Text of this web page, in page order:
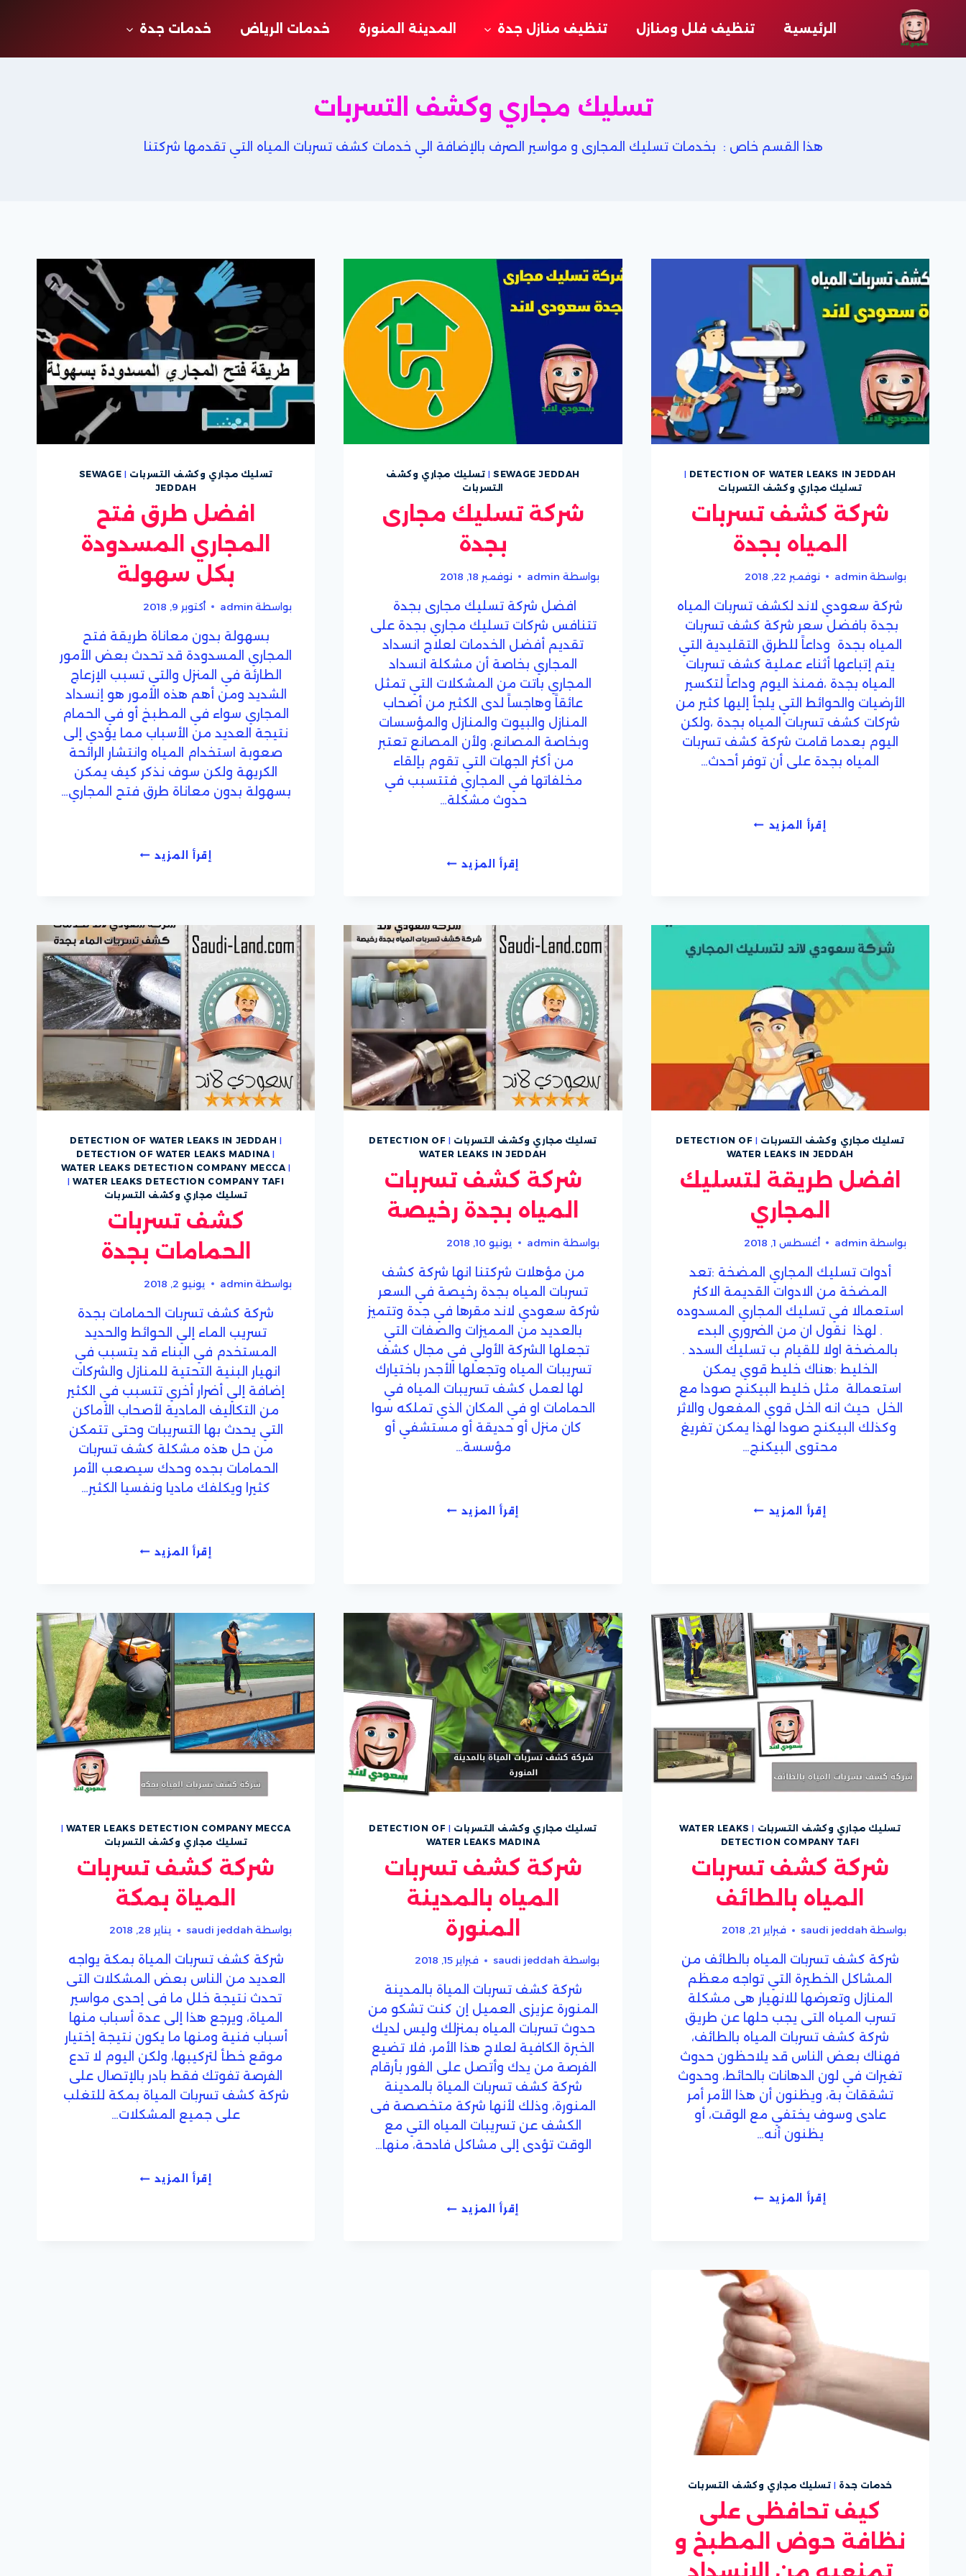
المحتوى
الرئيسية تنظيف فلل ومنازل تنظيف منازل جدة المدينة المنورة خدمات الرياض خدمات جدة
تسليك مجاري وكشف التسربات
هذا القسم خاص : بخدمات تسليك المجارى و مواسير الصرف بالإضافة الي خدمات كشف تسربات المياه التي تقدمها شركتنا
DETECTION OF WATER LEAKS IN JEDDAH
|
تسليك مجاري وكشف التسربات
شركة كشف تسربات
المياه بجدة
بواسطة admin نوفمبر 22, 2018
شركة سعودي لاند لكشف تسربات المياه
بجدة بافضل سعر شركة كشف تسربات
المياه بجدة وداعاً للطرق التقليدية التي
يتم إتباعها أثناء عملية كشف تسربات
المياه بجدة ،فمنذ اليوم وداعاً لتكسير
الأرضيات والحوائط التي يلجأ إليها كثير من
شركات كشف تسربات المياه بجدة ،ولكن
اليوم بعدما قامت شركة كشف تسربات
المياه بجدة على أن توفر أحدث…
إقرأ المزيد شركة
SEWAGE JEDDAH
| تسليك مجاري وكشف
التسربات
شركة تسليك مجارى
بجدة
بواسطة admin نوفمبر 18, 2018
افضل شركة تسليك مجارى بجدة
تتنافس شركات تسليك مجاري بجدة على
تقديم أفضل الخدمات لعلاج انسداد
المجاري بخاصة أن مشكلة انسداد
المجاري باتت من المشكلات التي تمثل
عائقاً وهاجساً لدى الكثير من أصحاب
المنازل والبيوت والمنازل والمؤسسات
وبخاصة المصانع، ولأن المصانع تعتبر
من أكثر الجهات التي تقوم بإلقاء
مخلفاتها في المجاري فتتسبب في
حدوث مشكلة…
إقرأ المزيدشركة
تسليك مجاري وكشف التسربات |
SEWAGE
JEDDAH
افضل طرق فتح
المجاري المسدودة
بكل سهولة
بواسطة admin أكتوبر 9, 2018
بسهولة بدون معاناة طريقة فتح
المجاري المسدودة قد تحدث بعض الأمور
الطارئة في المنزل والتي تسبب الإزعاج
الشديد ومن أهم هذه الأمور هو إنسداد
المجاري سواء في المطبخ أو في الحمام
نتيجة العديد من الأسباب مما يؤدي إلى
صعوبة استخدام المياه وانتشار الرائحة
الكريهة ولكن سوف نذكر كيف يمكن
بسهولة بدون معاناة طرق فتح المجاري…
إقرأ المزيدافضل
بكل
سهولة
تسليك مجاري وكشف التسربات |
DETECTION OF
WATER LEAKS IN JEDDAH
افضل طريقة لتسليك
المجاري
بواسطة admin أغسطس 1, 2018
أدوات تسليك المجاري المضخة :تعد
المضخة من الادوات القديمة الاكثر
استعمالا في تسليك المجاري المسدوده
. لهذا نقول ان من الضروري البدء
بالمضخة اولا للقيام ب تسليك السدد .
الخليط :هناك خليط قوي يمكن
استعمالة مثل خليط البيكنج صودا مع
الخل حيث انه الخل قوي المفعول والاثر
وكذلك البيكنج صودا لهذا يمكن تفريغ
محتوى البيكنج…
إقرأ المزيد افضل
تسليك مجاري وكشف التسربات |
DETECTION OF
WATER LEAKS IN JEDDAH
شركة كشف تسربات
المياه بجدة رخيصة
بواسطة admin يونيو 10, 2018
من مؤهلات شركتنا انها شركة كشف
تسربات المياه بجدة رخيصة في السعر
شركة سعودي لاند مقرها في جدة وتتميز
بالعديد من المميزات والصفات التي
تجعلها الشركة الأولي في مجال كشف
تسريبات المياه وتجعلها الأجدر باختيارك
لها لعمل كشف تسريبات المياه في
الحمامات او في المكان الذي تملكه سوا
كان منزل أو حديقة أو مستشفي أو
مؤسسة…
إقرأ المزيدشركة
DETECTION OF WATER LEAKS IN JEDDAH |
DETECTION OF WATER LEAKS MADINA |
WATER LEAKS DETECTION COMPANY MECCA |
WATER LEAKS DETECTION COMPANY TAFI
|
تسليك مجاري وكشف التسربات
كشف تسربات
الحمامات بجدة
بواسطة admin يونيو 2, 2018
شركة كشف تسربات الحمامات بجدة
تسريب الماء إلي الحوائط والحديد
المستخدم في البناء قد يتسبب في
انهيار البنية التحتية للمنازل والشركات
إضافة إلي أضرار أخري تتسبب في الكثير
من التكاليف المادية لأصحاب الأماكن
التي يحدث بها التسريبات وحتى تتمكن
من حل هذه مشكلة كشف تسربات
الحمامات بجده وحدك سيصعب الأمر
كثيرا ويكلفك ماديا ونفسيا الكثير…
إقرأ المزيدكشف
تسليك مجاري وكشف التسربات |
WATER LEAKS
DETECTION COMPANY TAFI
شركة كشف تسربات
المياه بالطائف
بواسطة saudi jeddah فبراير 21, 2018
شركة كشف تسربات المياه بالطائف من
المشاكل الخطيرة التي تواجه معظم
المنازل وتعرضها للانهيار هى مشكلة
تسرب المياه التى يجب حلها عن طريق
شركة كشف تسربات المياه بالطائف،
فهناك بعض الناس قد يلاحظون حدوث
تغيرات في لون الدهانات بالحائط، وحدوث
تشققات بة، ويظنون أن هذا الأمر أمر
عادى وسوف يختفي مع الوقت، أو
يظنون أنه…
إقرأ المزيد شركة
تسليك مجاري وكشف التسربات |
DETECTION OF
WATER LEAKS MADINA
شركة كشف تسربات
المياه بالمدينة
المنورة
بواسطة saudi jeddah فبراير 15, 2018
شركة كشف تسربات المياة بالمدينة
المنورة عزيزى العميل إن كنت تشكو من
حدوث تسربات المياه بمنزلك وليس لديك
الخبرة الكافية لعلاج هذا الأمر، فلا تضيع
الفرصة من يدك وأتصل على الفور بأرقام
شركة كشف تسربات المياة بالمدينة
المنورة، وذلك لأنها شركة متخصصة فى
الكشف عن تسريبات المياه التي مع
الوقت تؤدى إلى مشاكل فادحة، منها…
إقرأ المزيدشركة
WATER LEAKS DETECTION COMPANY MECCA
|
تسليك مجاري وكشف التسربات
شركة كشف تسربات
المياة بمكة
بواسطة saudi jeddah يناير 28, 2018
شركة كشف تسربات المياة بمكة يواجه
العديد من الناس بعض المشكلات التى
تحدث نتيجة خلل ما فى إحدى مواسير
المياة، ويرجع هذا إلى عدة أسباب منها
أسباب فنية ومنها ما يكون نتيجة إختيار
موقع خطأ لتركيبها، ولكن اليوم لا تدع
الفرصة تفوتك فقط بادر بالإتصال على
شركة كشف تسربات المياة بمكة للتغلب
على جميع المشكلات…
إقرأ المزيدشركة
خدمات جدة | تسليك مجاري وكشف التسربات
كيف تحافظى على
نظافة حوض المطبخ و